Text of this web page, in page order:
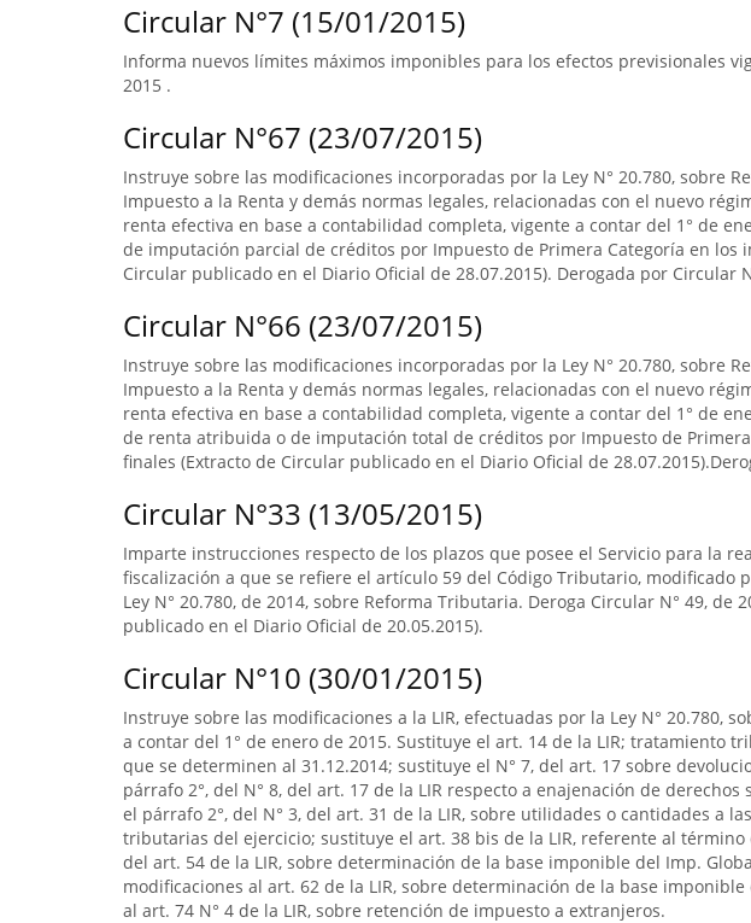
Circular N°7 (15/01/2015)
Informa nuevos límites máximos imponibles para los efectos previsionales
2015 .
Circular N°67 (23/07/2015)
Instruye sobre las modificaciones incorporadas por la Ley N° 20.780, sobre
Impuesto a la Renta y demás normas legales, relacionadas con el nuevo
renta efectiva en base a contabilidad completa, vigente a contar del 1° de
de imputación parcial de créditos por Impuesto de Primera Categoría en los
Circular publicado en el Diario Oficial de 28.07.2015). Derogada por Circular
Circular N°66 (23/07/2015)
Instruye sobre las modificaciones incorporadas por la Ley N° 20.780, sobre
Impuesto a la Renta y demás normas legales, relacionadas con el nuevo
renta efectiva en base a contabilidad completa, vigente a contar del 1° de
de renta atribuida o de imputación total de créditos por Impuesto de
finales (Extracto de Circular publicado en el Diario Oficial de
Circular N°33 (13/05/2015)
Imparte instrucciones respecto de los plazos que posee el Servicio para la
fiscalización a que se refiere el artículo 59 del Código Tributario, modificado
Ley N° 20.780, de 2014, sobre Reforma Tributaria. Deroga Circular N° 49, de
publicado en el Diario Oficial de 20.05.2015).
Circular N°10 (30/01/2015)
Instruye sobre las modificaciones a la LIR, efectuadas por la Ley N° 20.780,
a contar del 1° de enero de 2015. Sustituye el art. 14 de la LIR; tratamiento
que se determinen al 31.12.2014; sustituye el N° 7, del art. 17 sobre
párrafo 2°, del N° 8, del art. 17 de la LIR respecto a enajenación de derechos
el párrafo 2°, del N° 3, del art. 31 de la LIR, sobre utilidades o cantidades a
tributarias del ejercicio; sustituye el art. 38 bis de la LIR, referente al término
del art. 54 de la LIR, sobre determinación de la base imponible del Imp.
modificaciones al art. 62 de la LIR, sobre determinación de la base
al art. 74 N° 4 de la LIR, sobre retención de impuesto a extranjeros.